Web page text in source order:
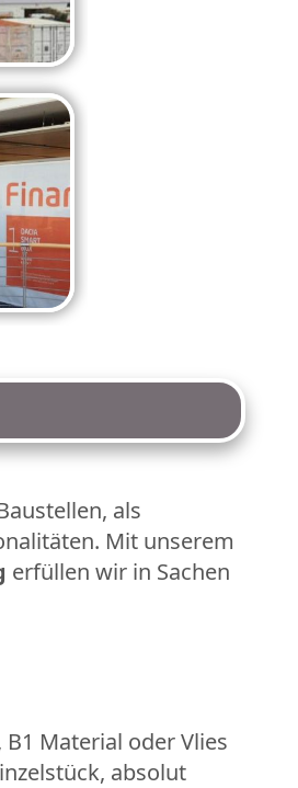
als
Mit unserem
erfüllen wir in Sachen
Material oder Vlies
absolut